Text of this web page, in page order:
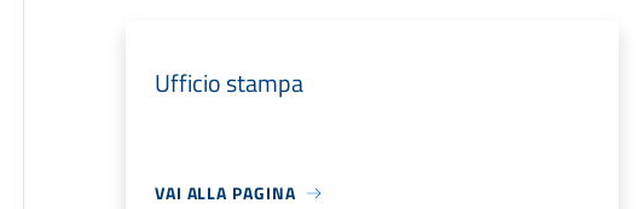
Ufficio stampa
VAI ALLA PAGINA